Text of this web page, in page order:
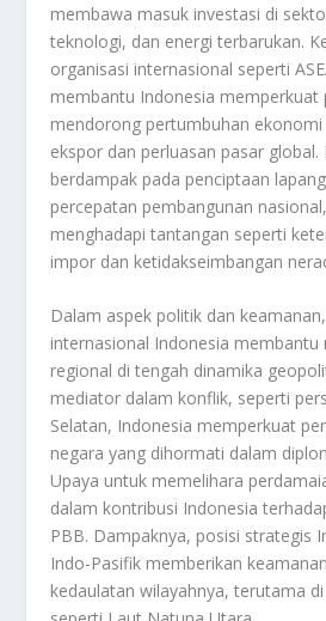
membawa masuk investasi di
teknologi, dan energi terbarukan.
organisasi internasional seperti
membantu Indonesia memperkuat
mendorong pertumbuhan
ekspor dan perluasan pasar global.
berdampak pada penciptaan
percepatan pembangunan
menghadapi tantangan seperti
impor dan ketidakseimbangan
Dalam aspek politik dan
internasional Indonesia membantu
regional di tengah dinamika
mediator dalam konflik, seperti
Selatan, Indonesia memperkuat
negara yang dihormati dalam
Upaya untuk memelihara
dalam kontribusi Indonesia
PBB. Dampaknya, posisi strategis
Indo-Pasifik memberikan
kedaulatan wilayahnya, terutama